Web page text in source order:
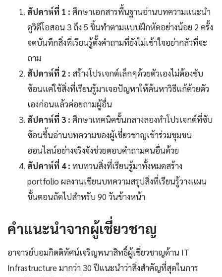
สัปดาห์ที่ 1 : ศึกษาเอกสารพื้นฐานอ่านบทความแนะนำ
ดูวิดีโอสอน 3 ถึง 5 ชิ้นทำตามแบบฝึกหัดอย่างน้อย 2 ครั้ง
จดบันทึกสิ่งที่เรียนรู้ตั้งคำถามที่ยังไม่เข้าใจอย่ากลัวที่จะ
ถาม
สัปดาห์ที่ 2 : สร้างโปรเจกต์เล็กๆด้วยตัวเองไม่ต้องซับ
ซ้อนแค่ใช้สิ่งที่เรียนรู้มาเจอปัญหาให้ค้นหาวิธีแก้ด้วยตัว
เองก่อนแล้วค่อยถามผู้อื่น
สัปดาห์ที่ 3 : ศึกษาเทคนิคขั้นกลางลองทำโปรเจกต์ที่ซับ
ซ้อนขึ้นอ่านบทความของผู้เชี่ยวชาญเข้าร่วมชุมชน
ออนไลน์อย่างจริงจังช่วยตอบคำถามคนอื่นด้วย
สัปดาห์ที่ 4 : ทบทวนสิ่งที่เรียนรู้มาทั้งหมดสร้าง
portfolio ผลงานเขียนบทความสรุปสิ่งที่เรียนรู้วางแผน
ขั้นตอนถัดไปสำหรับ 90 วันข้างหน้า
คำแนะนำจากผู้เชี่ยวชาญ
อาจารย์บอมกิตติทัศน์เจริญพนาสิทธิ์ผู้เชี่ยวชาญด้าน IT
Infrastructure มากว่า 30 ปีแนะนำว่าสิ่งสำคัญที่สุดในการ